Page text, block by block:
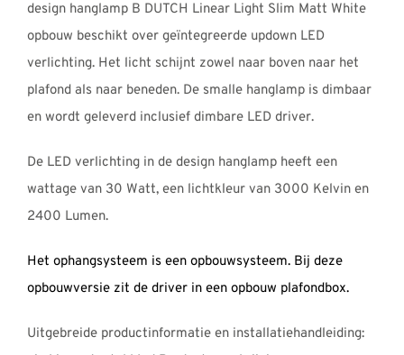
design hanglamp B DUTCH Linear Light Slim Matt White
opbouw beschikt over geïntegreerde updown LED
verlichting. Het licht schijnt zowel naar boven naar het
plafond als naar beneden. De smalle hanglamp is dimbaar
en wordt geleverd inclusief dimbare LED driver.
De LED verlichting in de design hanglamp heeft een
wattage van 30 Watt, een lichtkleur van 3000 Kelvin en
2400 Lumen.
Het ophangsysteem is een opbouwsysteem. Bij deze
opbouwversie zit de driver in een opbouw plafondbox.
Uitgebreide productinformatie en installatiehandleiding: